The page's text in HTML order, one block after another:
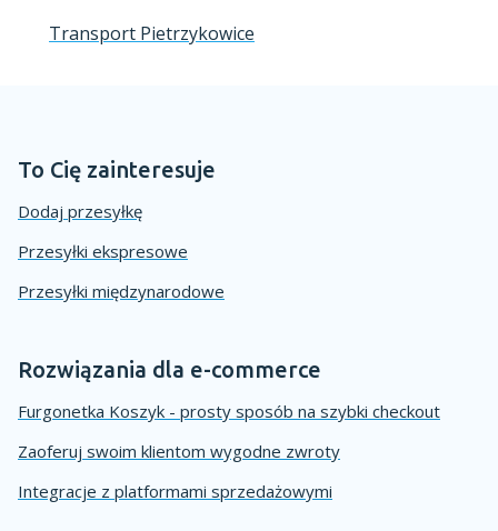
Transport Pietrzykowice
To Cię zainteresuje
Dodaj przesyłkę
Przesyłki ekspresowe
Przesyłki międzynarodowe
Rozwiązania dla e-commerce
Furgonetka Koszyk - prosty sposób na szybki checkout
Zaoferuj swoim klientom wygodne zwroty
Integracje z platformami sprzedażowymi